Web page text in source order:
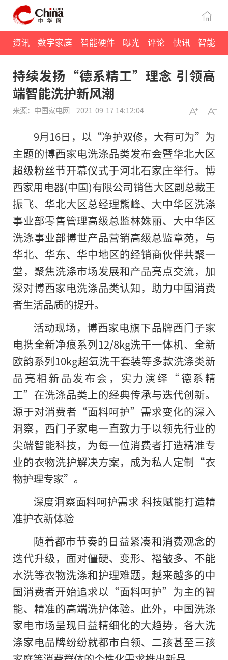
资讯 数字家庭 智能硬件 曝光 评论 快讯 智能
持续发扬“德系精工”理念 引领高
端智能洗护新风潮
来源：中国家电网 2021-09-17 14:12:04
9月16日，以“净护双修，大有可为”为
主题的博西家电洗涤品类发布会暨华北大区
超级粉丝节开幕仪式于河北石家庄举行。博
西家用电器(中国)有限公司销售大区副总裁王
振飞、华北大区总经理熊峰、大中华区洗涤
事业部零售管理高级总监林姝丽、大中华区
洗涤事业部博世产品营销高级总监章苑，与
华北、华东、华中地区的经销商伙伴共聚一
堂，聚焦洗涤市场发展和产品亮点交流，加
深对博西家电洗涤品类认知，助力中国消费
者生活品质的提升。
活动现场，博西家电旗下品牌西门子家
电携全新净痕系列12/8kg洗干一体机、全新
欧韵系列10kg超氧洗干套装等多款洗涤类新
品亮相新品发布会，实力演绎“德系精
工”在洗涤品类上的经典传承与迭代创新。
源于对消费者“面料呵护”需求变化的深入
洞察，西门子家电一直致力于以领先行业的
尖端智能科技，为每一位消费者打造精准专
业的衣物洗护解决方案，成为私人定制“衣
物护理专家”。
深度洞察面料呵护需求 科技赋能打造精
准护衣新体验
随着都市节奏的日益紧凑和消费观念的
迭代升级，面对僵硬、变形、褶皱多、不能
水洗等衣物洗涤和护理难题，越来越多的中
国消费者开始追求以“面料呵护”为主的智
能、精准的高端洗护体验。此外，中国洗涤
家电市场呈现日益精细化的大趋势，各大洗
涤家电品牌纷纷就都市白领、二孩甚至三孩